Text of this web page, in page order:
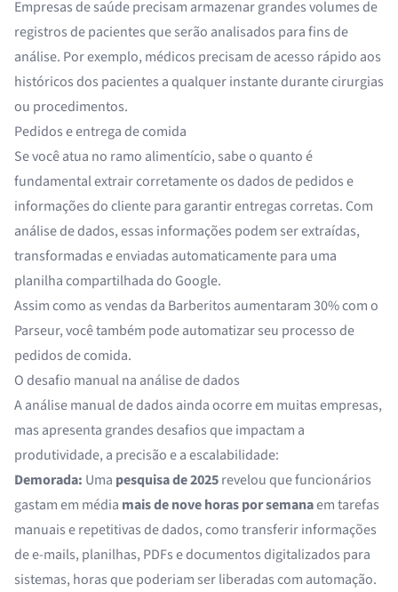
Empresas de saúdeprecisam armazenar grandes volumes de
registros de pacientes que serão analisados para fins de
análise. Por exemplo, médicos precisam de acesso rápido aos
históricos dos pacientes a qualquer instante durante cirurgias
ou procedimentos.
Pedidos e entrega de comida
Se você atua no ramo alimentício, sabe o quanto é
fundamental extrair corretamente os dados de pedidos e
informações do cliente para garantir entregas corretas. Com
análise de dados, essas informações podem ser extraídas,
transformadas e enviadas automaticamente para uma
planilha compartilhada do Google.
Assim como as vendas da Barberitos aumentaram 30% com o
Parseur, você também podeautomatizar seu processo de
pedidos de comida.
O desafio manual na análise de dados
A análise manual de dados ainda ocorre em muitas empresas,
mas apresenta grandes desafios que impactam a
produtividade, a precisão e a escalabilidade:
Demorada: Uma pesquisa de 2025revelou que funcionários
gastam em média mais de nove horas por semanaem tarefas
manuais e repetitivas de dados, como transferir informações
de e-mails, planilhas, PDFs e documentos digitalizados para
sistemas, horas que poderiam ser liberadas com automação.